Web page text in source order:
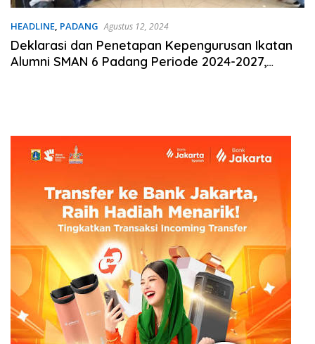
HEADLINE, PADANG Agustus 12, 2024
Deklarasi dan Penetapan Kepengurusan Ikatan
Alumni SMAN 6 Padang Periode 2024-2027,